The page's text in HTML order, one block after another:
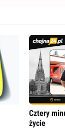
Cztery
życie